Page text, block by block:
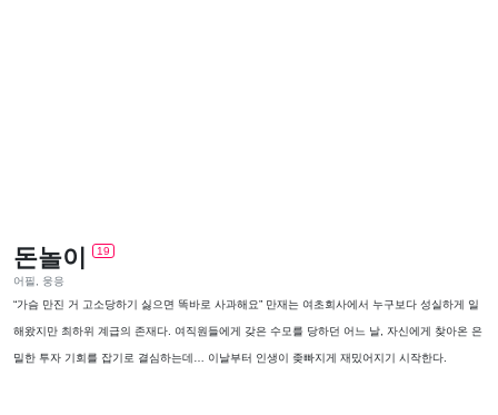
돈놀이 19
어필, 웅응
“가슴 만진 거 고소당하기 싫으면 똑바로 사과해요” 만재는 여초회사에서 누구보다 성실하게 일
해왔지만 최하위 계급의 존재다. 여직원들에게 갖은 수모를 당하던 어느 날, 자신에게 찾아온 은
밀한 투자 기회를 잡기로 결심하는데… 이날부터 인생이 좆빠지게 재밌어지기 시작한다.